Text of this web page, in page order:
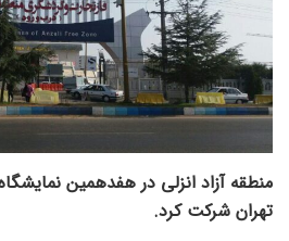
منطقه آزاد انزلی در هفدهمین
تهران شرکت کرد.